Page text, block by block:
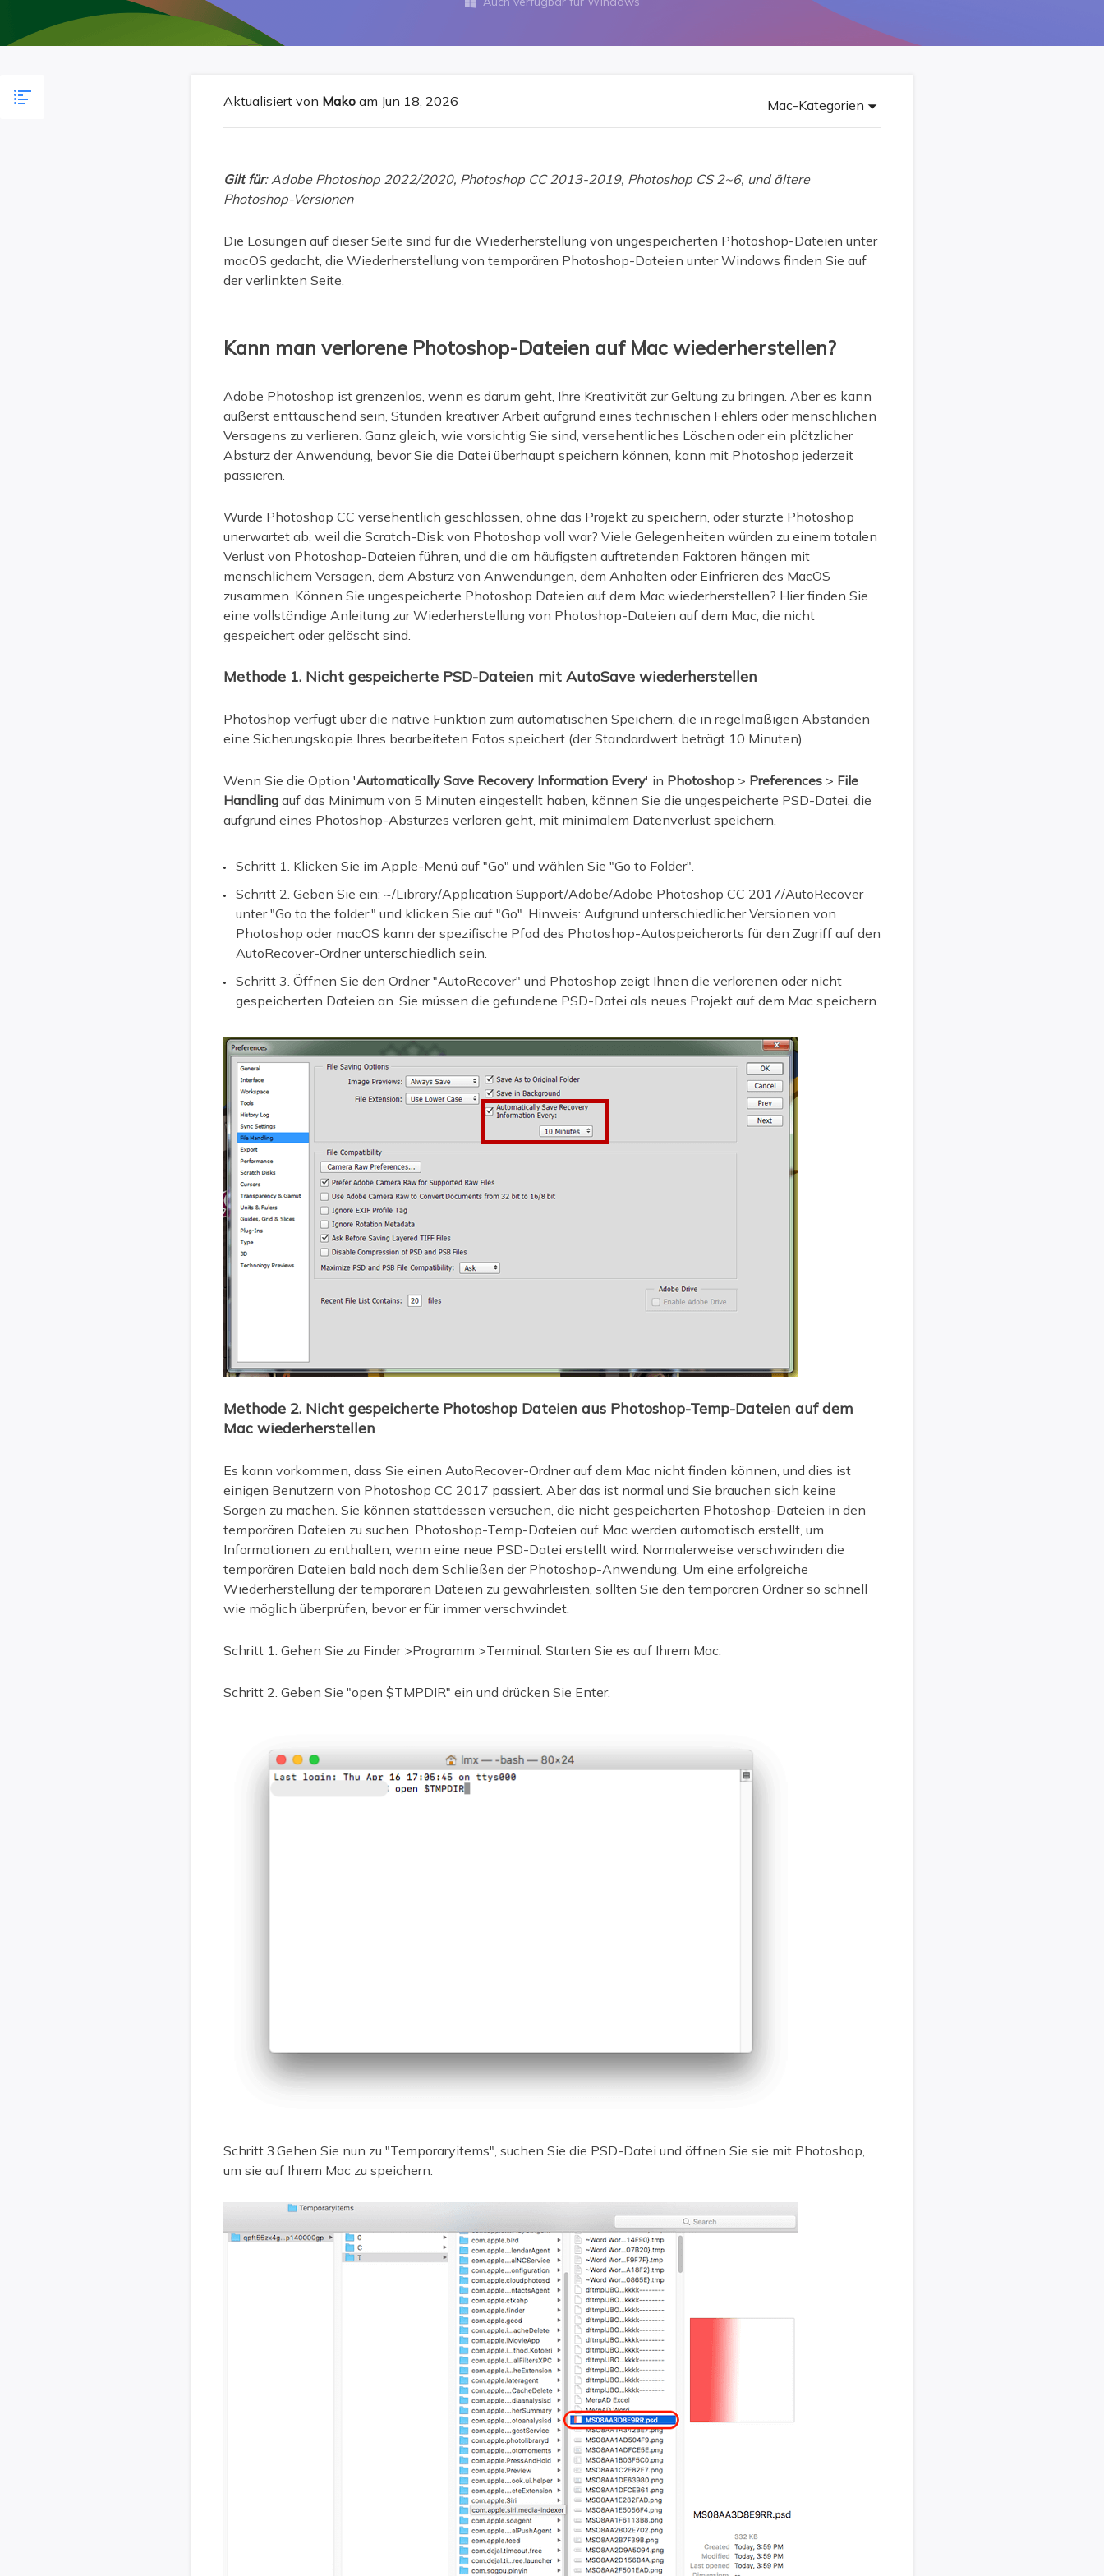
Weitere Wiederherstellungsprodukte
Exchange Recovery
EDB-Datei wiederherstellen & reparieren
MSP Service

Aktualisiert von Mako am Jun 18, 2026 Mac-Kategorien
Gilt für: Adobe Photoshop 2022/2020, Photoshop CC 2013-2019, Photoshop CS 2~6, und ältere
Photoshop-Versionen
Die Lösungen auf dieser Seite sind für die Wiederherstellung von ungespeicherten Photoshop-Dateien unter
macOS gedacht, die Wiederherstellung von temporären Photoshop-Dateien unter Windows finden Sie auf
der verlinkten Seite.
Kann man verlorene Photoshop-Dateien auf Mac wiederherstellen?
Adobe Photoshop ist grenzenlos, wenn es darum geht, Ihre Kreativität zur Geltung zu bringen. Aber es kann
äußerst enttäuschend sein, Stunden kreativer Arbeit aufgrund eines technischen Fehlers oder menschlichen
Versagens zu verlieren. Ganz gleich, wie vorsichtig Sie sind, versehentliches Löschen oder ein plötzlicher
Absturz der Anwendung, bevor Sie die Datei überhaupt speichern können, kann mit Photoshop jederzeit
passieren.
Wurde Photoshop CC versehentlich geschlossen, ohne das Projekt zu speichern, oder stürzte Photoshop
unerwartet ab, weil die Scratch-Disk von Photoshop voll war? Viele Gelegenheiten würden zu einem totalen
Verlust von Photoshop-Dateien führen, und die am häufigsten auftretenden Faktoren hängen mit
menschlichem Versagen, dem Absturz von Anwendungen, dem Anhalten oder Einfrieren des MacOS
zusammen. Können Sie ungespeicherte Photoshop Dateien auf dem Mac wiederherstellen? Hier finden Sie
eine vollständige Anleitung zur Wiederherstellung von Photoshop-Dateien auf dem Mac, die nicht
gespeichert oder gelöscht sind.
Methode 1. Nicht gespeicherte PSD-Dateien mit AutoSave wiederherstellen
Photoshop verfügt über die native Funktion zum automatischen Speichern, die in regelmäßigen Abständen
eine Sicherungskopie Ihres bearbeiteten Fotos speichert (der Standardwert beträgt 10 Minuten).
Wenn Sie die Option 'Automatically Save Recovery Information Every' in Photoshop > Preferences > File
Handling auf das Minimum von 5 Minuten eingestellt haben, können Sie die ungespeicherte PSD-Datei, die
aufgrund eines Photoshop-Absturzes verloren geht, mit minimalem Datenverlust speichern.
Schritt 1. Klicken Sie im Apple-Menü auf "Go" und wählen Sie "Go to Folder".
Schritt 2. Geben Sie ein: ~/Library/Application Support/Adobe/Adobe Photoshop CC 2017/AutoRecover
unter "Go to the folder:" und klicken Sie auf "Go". Hinweis: Aufgrund unterschiedlicher Versionen von
Photoshop oder macOS kann der spezifische Pfad des Photoshop-Autospeicherorts für den Zugriff auf den
AutoRecover-Ordner unterschiedlich sein.
Schritt 3. Öffnen Sie den Ordner "AutoRecover" und Photoshop zeigt Ihnen die verlorenen oder nicht
gespeicherten Dateien an. Sie müssen die gefundene PSD-Datei als neues Projekt auf dem Mac speichern.
Methode 2. Nicht gespeicherte Photoshop Dateien aus Photoshop-Temp-Dateien auf dem
Mac wiederherstellen
Es kann vorkommen, dass Sie einen AutoRecover-Ordner auf dem Mac nicht finden können, und dies ist
einigen Benutzern von Photoshop CC 2017 passiert. Aber das ist normal und Sie brauchen sich keine
Sorgen zu machen. Sie können stattdessen versuchen, die nicht gespeicherten Photoshop-Dateien in den
temporären Dateien zu suchen. Photoshop-Temp-Dateien auf Mac werden automatisch erstellt, um
Informationen zu enthalten, wenn eine neue PSD-Datei erstellt wird. Normalerweise verschwinden die
temporären Dateien bald nach dem Schließen der Photoshop-Anwendung. Um eine erfolgreiche
Wiederherstellung der temporären Dateien zu gewährleisten, sollten Sie den temporären Ordner so schnell
wie möglich überprüfen, bevor er für immer verschwindet.
Schritt 1. Gehen Sie zu Finder >Programm >Terminal. Starten Sie es auf Ihrem Mac.
Schritt 2. Geben Sie "open $TMPDIR" ein und drücken Sie Enter.
Schritt 3.Gehen Sie nun zu "Temporaryitems", suchen Sie die PSD-Datei und öffnen Sie sie mit Photoshop,
um sie auf Ihrem Mac zu speichern.